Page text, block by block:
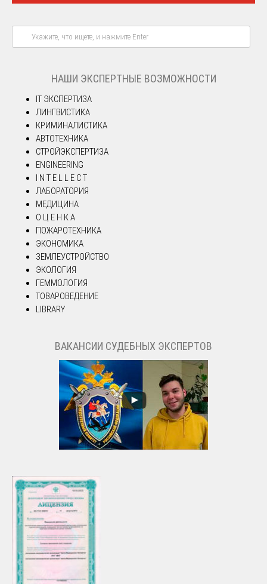
НАШИ ЭКСПЕРТНЫЕ ВОЗМОЖНОСТИ
IT ЭКСПЕРТИЗА
ЛИНГВИСТИКА
КРИМИНАЛИСТИКА
АВТОТЕХНИКА
СТРОЙЭКСПЕРТИЗА
ENGINEERING
I N T E L L E C T
ЛАБОРАТОРИЯ
МЕДИЦИНА
О Ц Е Н К А
ПОЖАРОТЕХНИКА
ЭКОНОМИКА
ЗЕМЛЕУСТРОЙСТВО
ЭКОЛОГИЯ
ГЕММОЛОГИЯ
ТОВАРОВЕДЕНИЕ
LIBRARY
ВАКАНСИИ СУДЕБНЫХ ЭКСПЕРТОВ